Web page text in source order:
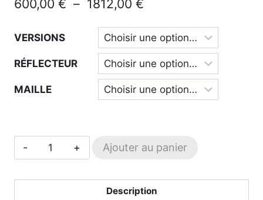
600,00 € – 1812,00 €
de
prix :
600,00 €
à
1812,00 €
VERSIONS
RÉFLECTEUR
MAILLE
quantité
de
Ajouter au panier
Description